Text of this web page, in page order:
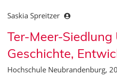
Saskia Spreitzer
Ter-Meer-
Geschichte,
Hochschule Neubrandenburg,